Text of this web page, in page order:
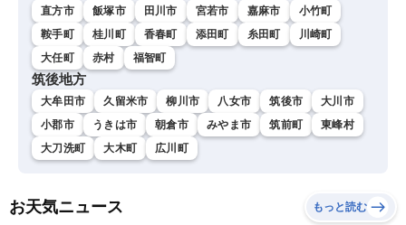
直方市 飯塚市 田川市 宮若市 嘉麻市
小竹町
鞍手町
桂川町 香春町 添田町 糸田町
川崎町
大任町
赤村 福智町
筑後地方
大牟田市 久留米市 柳川市 八女市 筑後市
大川市
小郡市
うきは市 朝倉市 みやま市 筑前町
東峰村
大刀洗町
大木町 広川町
お天気ニュース もっと読む